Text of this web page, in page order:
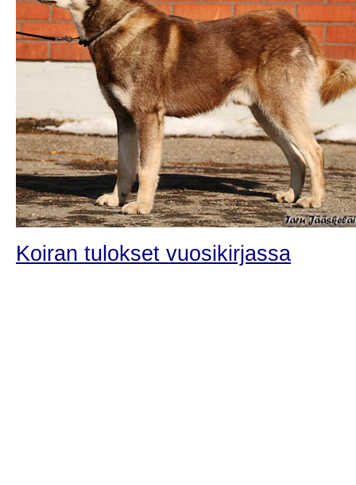
Koiran tulokset vuosikirjassa